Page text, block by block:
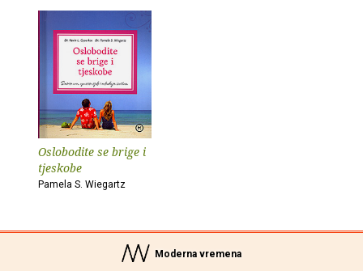
Oslobodite se brige i
tjeskobe
Pamela S. Wiegartz
Moderna vremena